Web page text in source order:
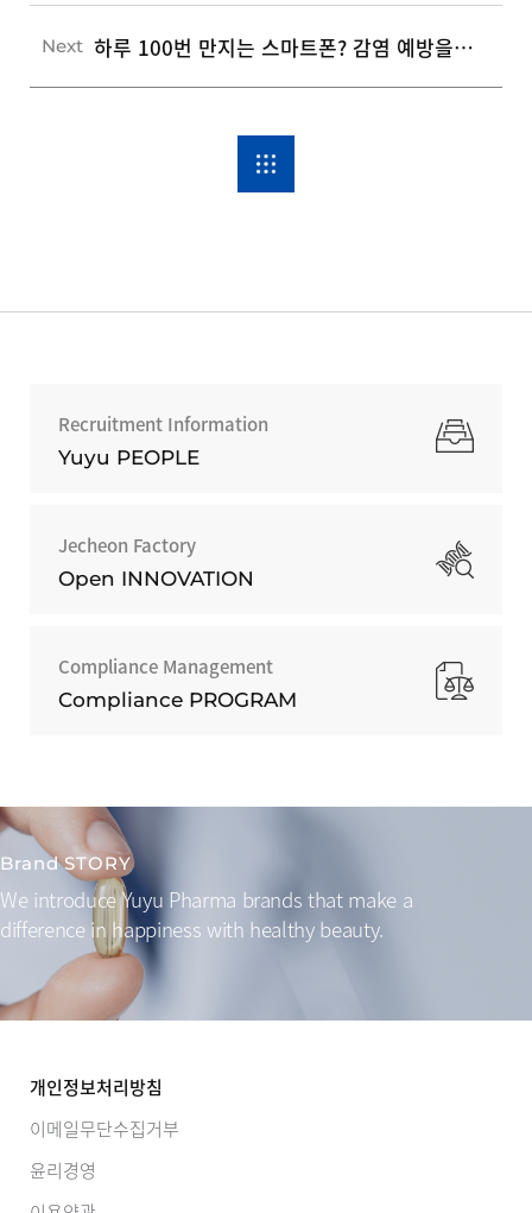
Next 하루 100번 만지는 스마트폰? 감염 예방을 돕는 스마트기기 위생 수칙 3가지
Recruitment Information
Yuyu PEOPLE
Jecheon Factory
Open INNOVATION
Compliance Management
Compliance PROGRAM
Brand STORY
We introduce Yuyu Pharma brands that make a
difference in happiness with healthy beauty.
개인정보처리방침
이메일무단수집거부
윤리경영